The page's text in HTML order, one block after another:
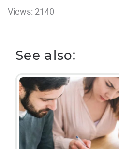
Views: 2140
See also: